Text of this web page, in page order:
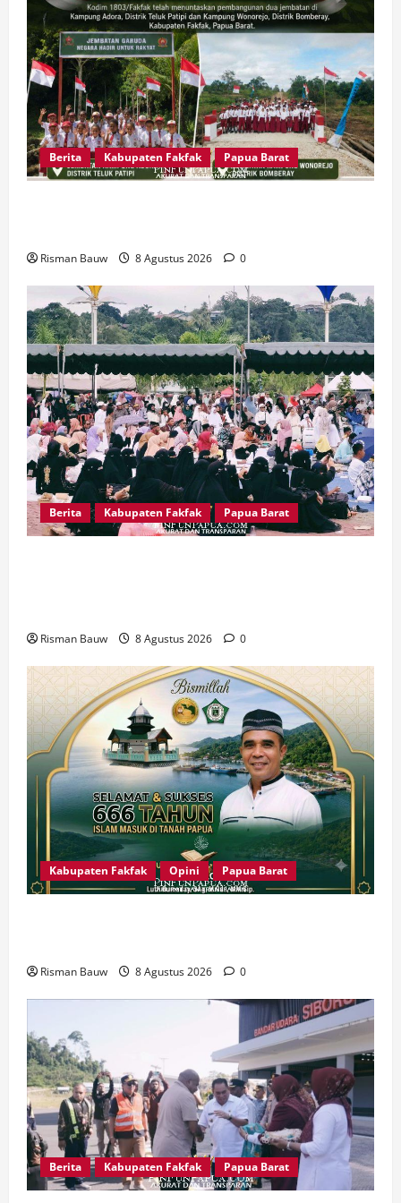
Berita Kabupaten Fakfak Papua Barat
Risman Bauw 8 Agustus 2026 0
Berita Kabupaten Fakfak Papua Barat
Risman Bauw 8 Agustus 2026 0
Kabupaten Fakfak Opini Papua Barat
Risman Bauw 8 Agustus 2026 0
Berita Kabupaten Fakfak Papua Barat